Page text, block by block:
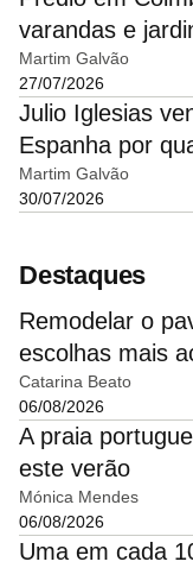
varandas e
Martim Galvão
27/07/2026
Julio Iglesias
Espanha por
Martim Galvão
30/07/2026
Destaques
Remodelar o
escolhas mais
Catarina Beato
06/08/2026
A praia
este verão
Mónica Mendes
06/08/2026
Uma em cada